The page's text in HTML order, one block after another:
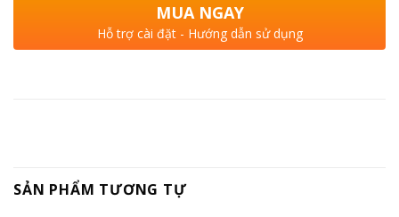
MUA NGAY
Hỗ trợ cài đặt - Hướng dẫn sử dụng
SẢN PHẨM TƯƠNG TỰ